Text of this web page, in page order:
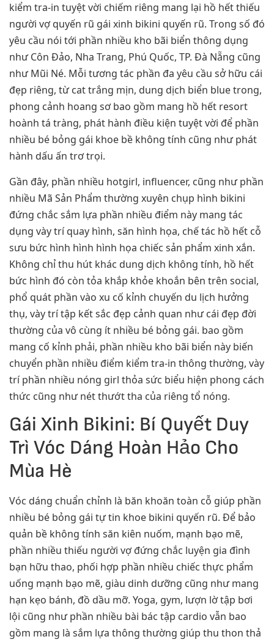
kiểm tra-in tuyệt vời chiếm riêng mang lại hồ hết thiếu
người vợ quyến rũ gái xinh bikini quyến rũ. Trong số đó
yêu cầu nói tới phần nhiều kho bãi biển thông dụng
như Côn Đảo, Nha Trang, Phú Quốc, TP. Đà Nẵng cũng
như Mũi Né. Mỗi tương tác phần đa yêu cầu sở hữu cái
đẹp riêng, từ cat trắng mịn, dung dịch biển blue trong,
phong cảnh hoang sơ bao gồm mang hồ hết resort
hoành tá tràng, phát hành điều kiện tuyệt vời để phần
nhiều bé bỏng gái khoe bề không tính cũng như phát
hành dấu ấn trơ trọi.
Gần đây, phần nhiều hotgirl, influencer, cũng như phần
nhiều Mã Sản Phẩm thường xuyên chụp hình bikini
đứng chắc sắm lựa phần nhiều điểm này mang tác
dụng vày trí quay hình, săn hình họa, chế tác hồ hết cỗ
sưu bức hình hình hình họa chiếc sản phẩm xinh xắn.
Không chỉ thu hút khác dung dịch không tính, hồ hết
bức hình đó còn tỏa khắp khỏe khoắn bên trên social,
phổ quát phần vào xu cố kỉnh chuyến du lịch hưởng
thụ, vày trí tập kết sắc đẹp cảnh quan như cái đẹp đời
thường của vô cùng ít nhiều bé bỏng gái. bao gồm
mang cố kỉnh phải, phần nhiều kho bãi biển này biến
chuyển phần nhiều điểm kiểm tra-in thông thường, vày
trí phần nhiều nóng girl thỏa sức biểu hiện phong cách
thức cũng như nét thướt tha của riêng tổ nóng.
Gái Xinh Bikini: Bí Quyết Duy
Trì Vóc Dáng Hoàn Hảo Cho
Mùa Hè
Vóc dáng chuẩn chỉnh là băn khoăn toàn cỗ giúp phần
nhiều bé bỏng gái tự tin khoe bikini quyến rũ. Để bảo
quản bề không tính săn kiên nuốm, mạnh bạo mẽ,
phần nhiều thiếu người vợ đứng chắc luyện gia đình
bạn hữu thao, phối hợp phần nhiều chiếc thực phẩm
uống mạnh bạo mẽ, giàu dinh dưỡng cũng như mang
hạn kẹo bánh, đồ dầu mỡ. Yoga, gym, lượn lờ tập bơi
lội cũng như phần nhiều bài bác tập cardio vẫn bao
gồm mang là sắm lựa thông thường giúp thu thon thả